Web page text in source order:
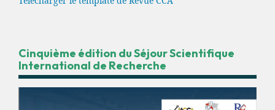
Cinquième édition du Séjour Scientifique
International de Recherche